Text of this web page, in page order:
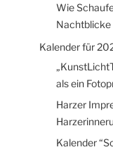
Wie
Nachtblicke
Kalender für
als ein
Harzer
Kalender